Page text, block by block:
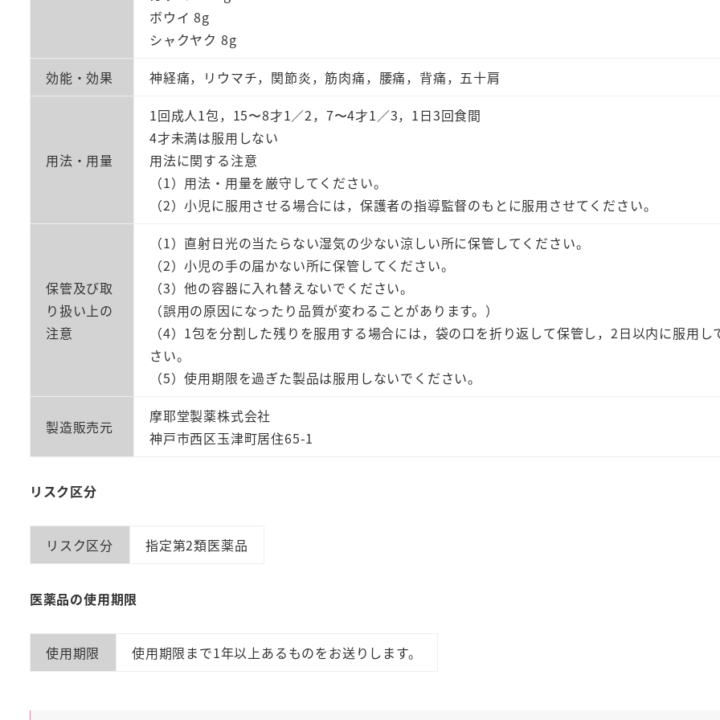
ボウイ 8g
シャクヤク 8g
効能・効果
神経痛，リウマチ，関節炎，筋肉痛，腰痛，背痛，五十肩
用法・用量
1回成人1包，15〜8才1／2，7〜4才1／3，1日3回食間
4才未満は服用しない
用法に関する注意
（1）用法・用量を厳守してください。
（2）小児に服用させる場合には，保護者の指導監督のもとに服用させてください。
保管及び取
り扱い上の
注意
（1）直射日光の当たらない湿気の少ない涼しい所に保管してください。
（2）小児の手の届かない所に保管してください。
（3）他の容器に入れ替えないでください。
（誤用の原因になったり品質が変わることがあります。）
（4）1包を分割した残りを服用する場合には，袋の口を折り返して保管し，2日以内に服用し
さい。
（5）使用期限を過ぎた製品は服用しないでください。
製造販売元
摩耶堂製薬株式会社
神戸市西区玉津町居住65-1
リスク区分
リスク区分 指定第2類医薬品
医薬品の使用期限
使用期限 使用期限まで1年以上あるものをお送りします。